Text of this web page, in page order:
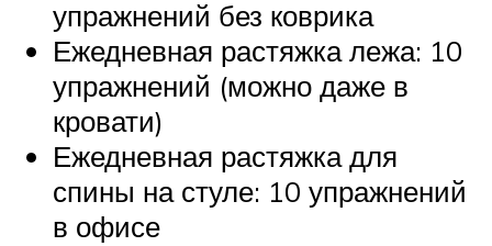
упражнений без коврика
Ежедневная растяжка лежа: 10
упражнений (можно даже в
кровати)
Ежедневная растяжка для
спины на стуле: 10 упражнений
в офисе